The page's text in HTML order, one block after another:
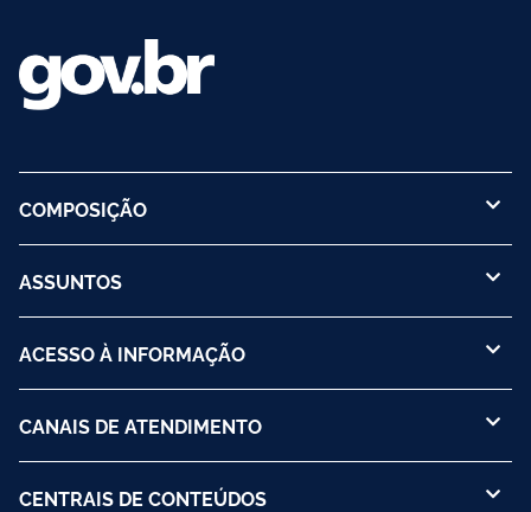
COMPOSIÇÃO
ASSUNTOS
ACESSO À INFORMAÇÃO
CANAIS DE ATENDIMENTO
CENTRAIS DE CONTEÚDOS